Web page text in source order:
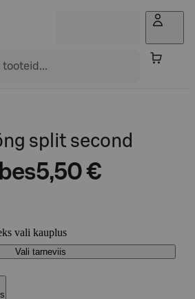
split second
5,50 €
vali kauplus
Vali tarneviis